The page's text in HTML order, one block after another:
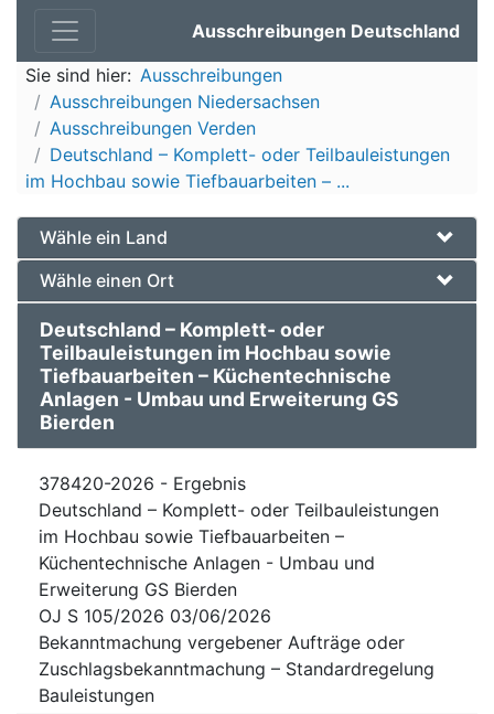
Ausschreibungen Deutschland
Sie sind hier: Ausschreibungen
Ausschreibungen Niedersachsen
Ausschreibungen Verden
Deutschland – Komplett- oder Teilbauleistungen
im Hochbau sowie Tiefbauarbeiten – ...
Wähle ein Land
Wähle einen Ort
Deutschland – Komplett- oder
Teilbauleistungen im Hochbau sowie
Tiefbauarbeiten – Küchentechnische
Anlagen - Umbau und Erweiterung GS
Bierden
378420-2026 - Ergebnis
Deutschland – Komplett- oder Teilbauleistungen
im Hochbau sowie Tiefbauarbeiten –
Küchentechnische Anlagen - Umbau und
Erweiterung GS Bierden
OJ S 105/2026 03/06/2026
Bekanntmachung vergebener Aufträge oder
Zuschlagsbekanntmachung – Standardregelung
Bauleistungen